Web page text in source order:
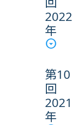
2022
年
第10
回
2021
年